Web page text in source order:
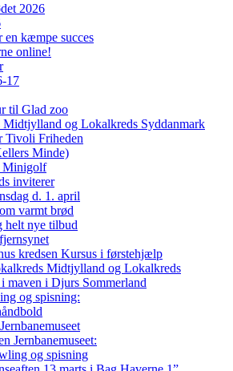
2026
en kæmpe succes
online!
17
til Glad zoo
og Lokalkreds Syddanmark
Tivoli Friheden
Minde)
Minigolf
inviterer
d. 1. april
varmt brød
helt nye tilbud
kredsen Kursus i førstehjælp
Midtjylland og Lokalkreds
maven i Djurs Sommerland
og spisning:
Jernbanemuseet:
og spisning